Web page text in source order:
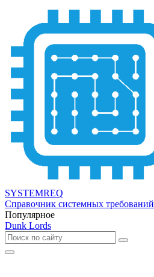
SYSTEMREQ
Справочник системных требований
Популярное
Dunk Lords